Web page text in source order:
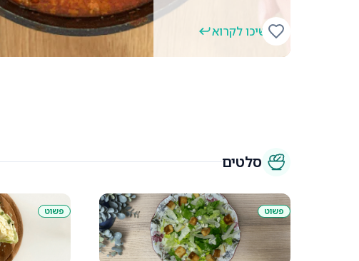
המשיכו לקרוא
סלטים
פשוט פשוט